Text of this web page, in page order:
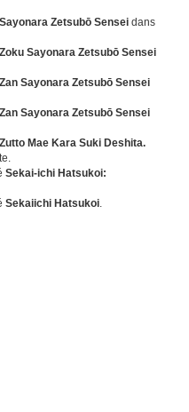
Sayonara Zetsubō Sensei dans
Zoku Sayonara Zetsubō Sensei
Zan Sayonara Zetsubō Sensei
Zan Sayonara Zetsubō Sensei
Zutto Mae Kara Suki Deshita.
Sekai-ichi Hatsukoi:
Sekaiichi Hatsukoi.